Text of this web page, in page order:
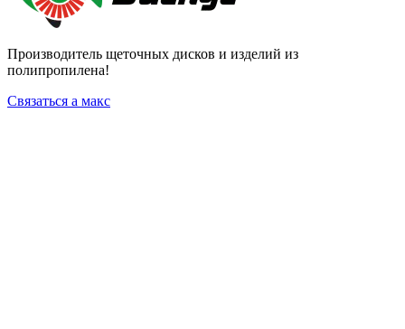
Производитель щеточных дисков и изделий из
полипропилена!
Связаться а макс